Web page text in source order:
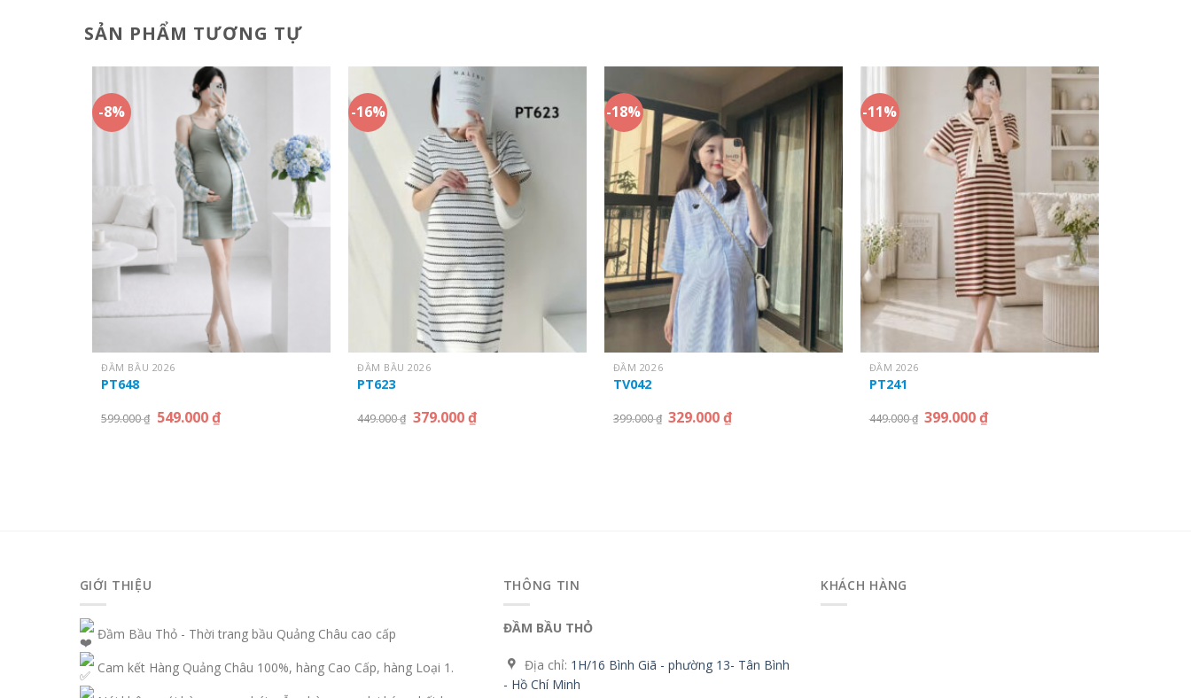
SẢN PHẨM TƯƠNG TỰ
-8%
ĐẦM BẦU 2026
PT648
599.000₫ 549.000₫
-16%
ĐẦM BẦU 2026
PT623
449.000₫ 379.000₫
-18%
ĐẦM 2026
TV042
399.000₫ 329.000₫
-11%
ĐẦM 2026
PT241
449.000₫ 399.000₫
GIỚI THIỆU
Đầm Bầu Thỏ - Thời trang bầu Quảng Châu cao cấp
Cam kết Hàng Quảng Châu 100%, hàng Cao Cấp, hàng Loại 1.
THÔNG TIN
ĐẦM BẦU THỎ
Địa chỉ: 1H/16 Bình Giã - phường 13- Tân Bình
- Hồ Chí Minh
KHÁCH HÀNG